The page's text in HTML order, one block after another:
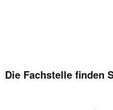
Die Fachstelle finden